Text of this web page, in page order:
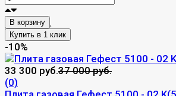
В корзину
-10%
33 300 руб.37 000 руб.
(0)